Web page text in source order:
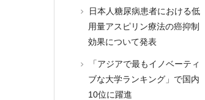
日本人糖尿病患者における低
用量アスピリン療法の癌抑制
効果について発表
「アジアで最もイノベーティ
ブな大学ランキング」で国内
10位に躍進